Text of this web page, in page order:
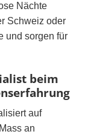
Nächte
Schweiz oder
und sorgen für
beim
auf
an